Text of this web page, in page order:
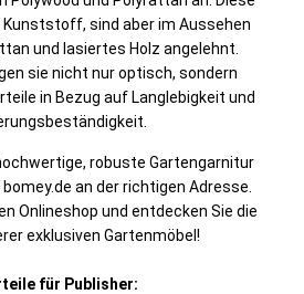
sind aber im Aussehen
und lasiertes Holz angelehnt.
sie nicht nur optisch, sondern
in Bezug auf Langlebigkeit und
robuste Gartengarnitur
an der richtigen Adresse.
Onlineshop und entdecken Sie die
exklusiven Gartenmöbel!
für Publisher: